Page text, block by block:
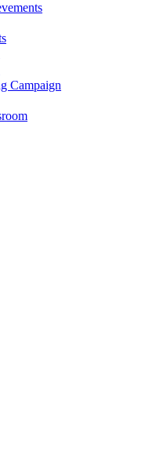
Campaign